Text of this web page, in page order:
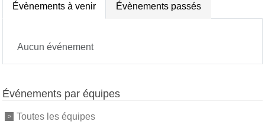
Évènements à venir Évènements passés
Aucun événement
Événements par équipes
Toutes les équipes